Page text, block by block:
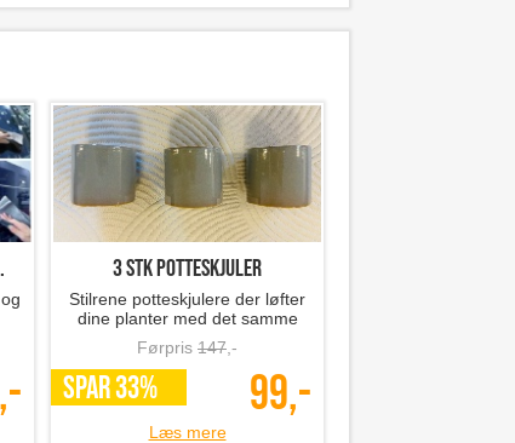
3 stk potteskjuler
Stilrene potteskjulere der løfter
dine planter med det samme
Førpris 147 ,-
SPAR 33% 99,-
Læs mere